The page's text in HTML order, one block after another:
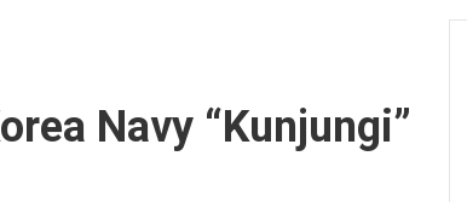
Navy “Kunjungi”